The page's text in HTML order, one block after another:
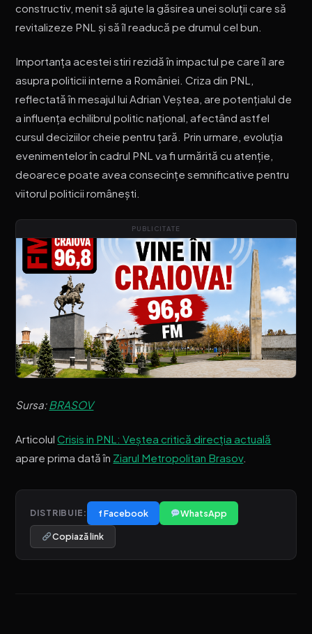
constructiv, menit să ajute la găsirea unei soluții care să
revitalizeze PNL și să îl readucă pe drumul cel bun.
Importanța acestei stiri rezidă în impactul pe care îl are
asupra politicii interne a României. Criza din PNL,
reflectată în mesajul lui Adrian Veștea, are potențialul de
a influența echilibrul politic național, afectând astfel
cursul deciziilor cheie pentru țară. Prin urmare, evoluția
evenimentelor în cadrul PNL va fi urmărită cu atenție,
deoarece poate avea consecințe semnificative pentru
viitorul politicii românești.
PUBLICITATE
Sursa:BRASOV
ArticolulCrisis in PNL: Veștea critică direcția actuală
apare prima dată în Ziarul Metropolitan Brasov.
DISTRIBUIE: f Facebook WhatsApp
Copiază link